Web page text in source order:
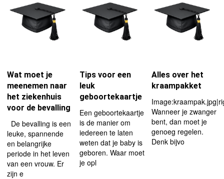
Wat moet je
meenemen naar
het ziekenhuis
voor de bevalling
De bevalling is een
leuke, spannende
en belangrijke
periode in het leven
van een vrouw. Er
zijn e
Tips voor een
leuk
geboortekaartje
Een geboortekaartje
is de manier om
iedereen te laten
weten dat je baby is
geboren. Waar moet
je opl
Alles over het
kraampakket
Wanneer je zwanger
bent, dan moet je
genoeg regelen.
Denk bijvo